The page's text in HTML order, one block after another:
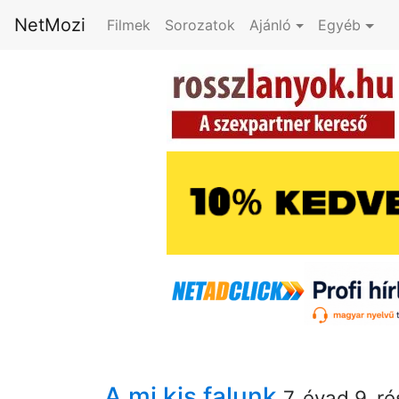
NetMozi Filmek Sorozatok Ajánló Egyéb